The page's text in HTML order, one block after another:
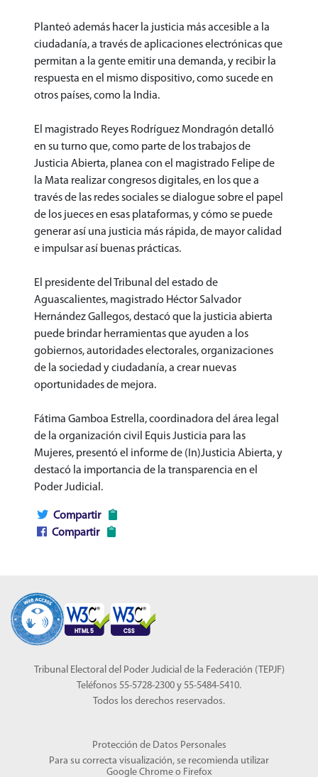
Planteó además hacer la justicia más accesible a la
ciudadanía, a través de aplicaciones electrónicas que
permitan a la gente emitir una demanda, y recibir la
respuesta en el mismo dispositivo, como sucede en
otros países, como la India.
El magistrado Reyes Rodríguez Mondragón detalló
en su turno que, como parte de los trabajos de
Justicia Abierta, planea con el magistrado Felipe de
la Mata realizar congresos digitales, en los que a
través de las redes sociales se dialogue sobre el papel
de los jueces en esas plataformas, y cómo se puede
generar así una justicia más rápida, de mayor calidad
e impulsar así buenas prácticas.
El presidente del Tribunal del estado de
Aguascalientes, magistrado Héctor Salvador
Hernández Gallegos, destacó que la justicia abierta
puede brindar herramientas que ayuden a los
gobiernos, autoridades electorales, organizaciones
de la sociedad y ciudadanía, a crear nuevas
oportunidades de mejora.
Fátima Gamboa Estrella, coordinadora del área legal
de la organización civil Equis Justicia para las
Mujeres, presentó el informe de (In)Justicia Abierta, y
destacó la importancia de la transparencia en el
Poder Judicial.
Compartir
Compartir
Tribunal Electoral del Poder Judicial de la Federación (TEPJF)
Teléfonos 55-5728-2300 y 55-5484-5410.
Todos los derechos reservados.
Protección de Datos Personales
Para su correcta visualización, se recomienda utilizar
Google Chrome o Firefox